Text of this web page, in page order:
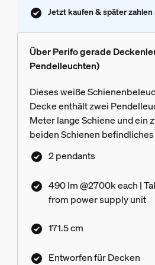
Jetzt kaufen & später zahlen
Über Perifo gerade
Pendelleuchten)
Dieses weiße
Decke enthält zwei
Meter lange Schiene und ein
beiden Schienen
2 pendants
490 lm @2700k each |
from power supply unit
171.5 cm
Entworfen für Decken